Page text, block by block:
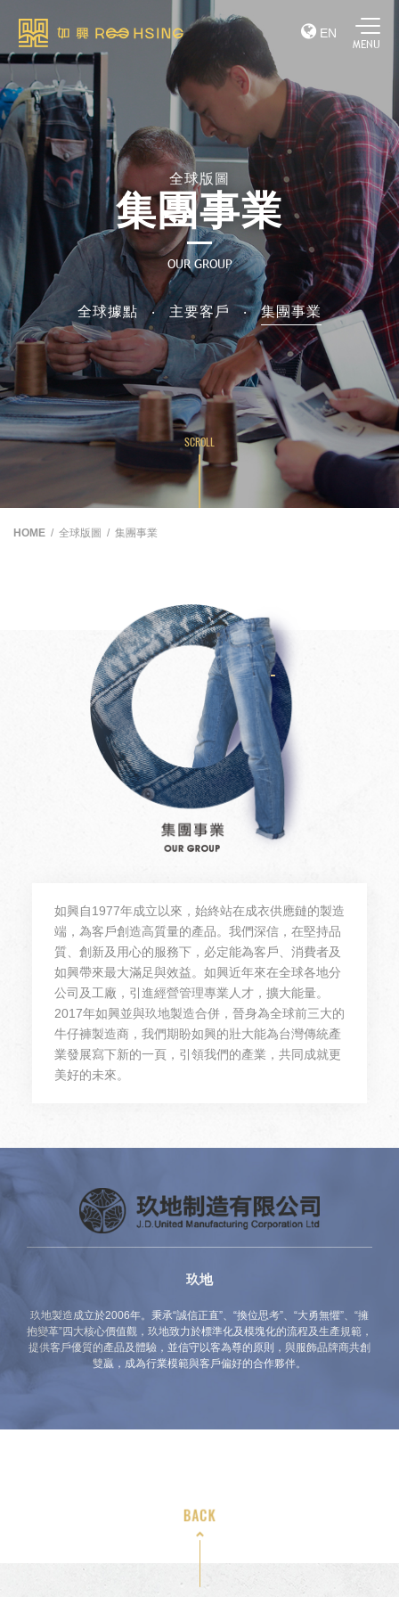
EN
全球版圖
集團事業
OUR GROUP
全球據點 主要客戶 集團事業
SCROLL
HOME 全球版圖 集團事業
如興自1977年成立以來，始終站在成衣供應鏈的製造
端，為客戶創造高質量的產品。我們深信，在堅持品
質、創新及用心的服務下，必定能為客戶、消費者及
如興帶來最大滿足與效益。如興近年來在全球各地分
公司及工廠，引進經營管理專業人才，擴大能量。
2017年如興並與玖地製造合併，晉身為全球前三大的
牛仔褲製造商，我們期盼如興的壯大能為台灣傳統產
業發展寫下新的一頁，引領我們的產業，共同成就更
美好的未來。
玖地
玖地製造成立於2006年。秉承“誠信正直”、“換位思考”、“大勇無懼”、“擁
抱變革”四大核心價值觀，玖地致力於標準化及模塊化的流程及生產規範，
提供客戶優質的產品及體驗，並信守以客為尊的原則，與服飾品牌商共創
雙贏，成為行業模範與客戶偏好的合作夥伴。
BACK